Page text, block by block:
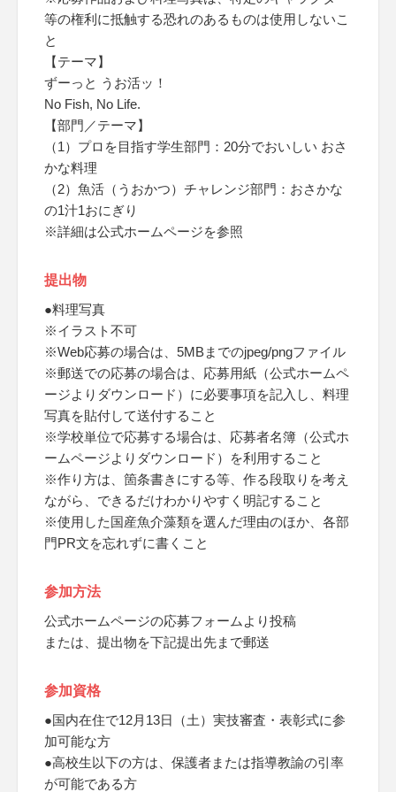
等の権利に抵触する恐れのあるものは使用しないこ
と
【テーマ】
ずーっと うお活ッ！
No Fish, No Life.
【部門／テーマ】
（1）プロを目指す学生部門：20分でおいしい おさ
かな料理
（2）魚活（うおかつ）チャレンジ部門：おさかな
の1汁1おにぎり
※詳細は公式ホームページを参照
提出物
●料理写真
※イラスト不可
※Web応募の場合は、5MBまでのjpeg/pngファイル
※郵送での応募の場合は、応募用紙（公式ホームペ
ージよりダウンロード）に必要事項を記入し、料理
写真を貼付して送付すること
※学校単位で応募する場合は、応募者名簿（公式ホ
ームページよりダウンロード）を利用すること
※作り方は、箇条書きにする等、作る段取りを考え
ながら、できるだけわかりやすく明記すること
※使用した国産魚介藻類を選んだ理由のほか、各部
門PR文を忘れずに書くこと
参加方法
公式ホームページの応募フォームより投稿
または、提出物を下記提出先まで郵送
参加資格
●国内在住で12月13日（土）実技審査・表彰式に参
加可能な方
●高校生以下の方は、保護者または指導教諭の引率
が可能である方